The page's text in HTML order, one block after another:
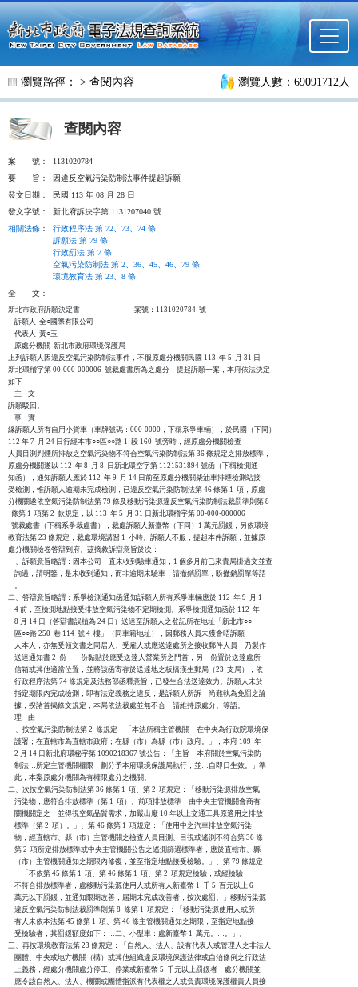
跳至主要內容
瀏覽路徑： > 查閱內容 瀏覽人數：69091712人
查閱內容
案 號：
1131020784
要
旨：
因違反空氣污染防制法事件提起訴願
發文日期：
民國 113 年 08 月 28 日
發文字號：
新北府訴決字第 1131207040 號
相關法條 ：
行政程序法 第 72、73、74 條
訴願法 第 79 條
行政罰法 第 7 條
空氣污染防制法 第 2、36、45、46、79 條
環境教育法 第 23、8 條
全
文：
新北市政府訴願決定書                                  案號：1131020784  號
    訴願人  全○國際有限公司
    代表人  黃○玉
    原處分機關  新北市政府環境保護局
上列訴願人因違反空氣污染防制法事件，不服原處分機關民國 113  年 5  月 31 日
新北環稽字第 00-000-000006  號裁處書所為之處分，提起訴願一案，本府依法決定
如下：
    主    文
訴願駁回。
    事    實
緣訴願人所有自用小貨車（車牌號碼：000-0000，下稱系爭車輛），於民國（下同）
112 年 7  月 24 日行經本市○○區○○路 1  段 160  號旁時，經原處分機關檢查
人員目測判煙所排放之空氣污染物不符合空氣污染防制法第 36 條規定之排放標準，
原處分機關遂以 112  年 8  月 8  日新北環空字第 1121531894 號函（下稱檢測通
知函），通知訴願人應於 112  年 9  月 14 日前至原處分機關柴油車排煙檢測站接
受檢測，惟訴願人逾期未完成檢測，已違反空氣污染防制法第 46 條第 1  項，原處
分機關遂依空氣污染防制法第 79 條及移動污染源違反空氣污染防制法裁罰準則第 8
  條第 1  項第 2  款規定，以 113  年 5  月 31 日新北環稽字第 00-000-000006
  號裁處書（下稱系爭裁處書），裁處訴願人新臺幣（下同）1 萬元罰鍰，另依環境
教育法第 23 條規定，裁處環境講習 1  小時。訴願人不服，提起本件訴願，並據原
處分機關檢卷答辯到府。茲摘敘訴辯意旨於次：
一、訴願意旨略謂：因本公司一直未收到驗車通知，1 個多月前已來貴局掛過文並查
    詢過，請明鑒，是未收到通知，而非逾期未驗車，請撤銷罰單，盼撤銷罰單等語
    。
二、答辯意旨略謂：系爭檢測通知函通知訴願人所有系爭車輛應於 112  年 9  月 1
    4 前，至檢測地點接受排放空氣污染物不定期檢測。系爭檢測通知函於 112  年
    8 月 14 日（答辯書誤植為 24 日）送達至訴願人之登記所在地址「新北市○○
    區○○路 250  巷 114  號 4  樓」（同車籍地址），因郵務人員未獲會晤訴願
    人本人，亦無受領文書之同居人、受雇人或應送達處所之接收郵件人員，乃製作
    送達通知書 2  份，一份黏貼於應受送達人營業所之門首，另一份置於送達處所
    信箱或其他適當位置，並將該函寄存於送達地之板橋漢生郵局（23  支局），依
    行政程序法第 74 條規定及法務部函釋意旨，已發生合法送達效力。訴願人未於
    指定期限內完成檢測，即有法定義務之違反，是訴願人所訴，尚難執為免罰之論
    據，揆諸首揭條文規定，本局依法裁處並無不合，請維持原處分。等語。
    理    由
一、按空氣污染防制法第 2  條規定：「本法所稱主管機關：在中央為行政院環境保
    護署；在直轄市為直轄市政府；在縣（市）為縣（巿）政府。」，本府 109  年
    2 月 14 日新北府環秘字第 1090218367 號公告：「主旨：本府關於空氣污染防
    制法…所定主管機關權限，劃分予本府環境保護局執行，並…自即日生效。」準
    此，本案原處分機關為有權限處分之機關。
二、次按空氣污染防制法第 36 條第 1  項、第 2  項規定：「移動污染源排放空氣
    污染物，應符合排放標準（第 1  項）。前項排放標準，由中央主管機關會商有
    關機關定之；並得視空氣品質需求，加嚴出廠 10 年以上交通工具原適用之排放
    標準（第 2  項）。」、第 46 條第 1  項規定：「使用中之汽車排放空氣污染
    物，經直轄市、縣（市）主管機關之檢查人員目測、目視或遙測不符合第 36 條
    第 2  項所定排放標準或中央主管機關公告之遙測篩選標準者，應於直轄市、縣
    （市）主管機關通知之期限內修復，並至指定地點接受檢驗。」、第 79 條規定
    ：「不依第 45 條第 1  項、第 46 條第 1  項、第 2  項規定檢驗，或經檢驗
    不符合排放標準者，處移動污染源使用人或所有人新臺幣 1  千 5  百元以上 6
    萬元以下罰鍰，並通知限期改善，屆期未完成改善者，按次處罰。」移動污染源
    違反空氣污染防制法裁罰準則第 8  條第 1  項規定：「移動污染源使用人或所
    有人未依本法第 45 條第 1  項、第 46 條主管機關通知之期限，至指定地點接
    受檢驗者，其罰鍰額度如下：…二、小型車：處新臺幣 1  萬元。…。」。
三、再按環境教育法第 23 條規定：「自然人、法人、設有代表人或管理人之非法人
    團體、中央或地方機關（構）或其他組織違反環境保護法律或自治條例之行政法
    上義務，經處分機關處分停工、停業或新臺幣 5  千元以上罰鍰者，處分機關並
    應令該自然人、法人、機關或團體指派有代表權之人或負責環境保護權責人員接